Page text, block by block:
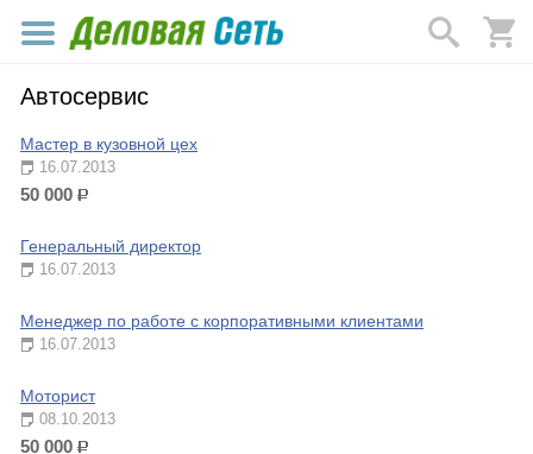
Автосервис
Мастер в кузовной цех
16.07.2013
50 000 р.
Генеральный директор
16.07.2013
Менеджер по работе с корпоративными клиентами
16.07.2013
Моторист
08.10.2013
50 000